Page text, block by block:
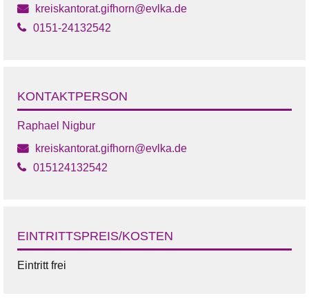
kreiskantorat.gifhorn@evlka.de
0151-24132542
KONTAKTPERSON
Raphael Nigbur
kreiskantorat.gifhorn@evlka.de
015124132542
EINTRITTSPREIS/KOSTEN
Eintritt frei